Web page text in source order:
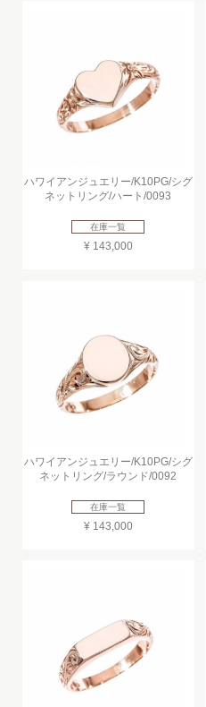
ハワイアンジュエリー/K10PG/シグ
ネットリング/ハート/0093
在庫一覧
¥ 143,000
ハワイアンジュエリー/K10PG/シグ
ネットリング/ラウンド/0092
在庫一覧
¥ 143,000